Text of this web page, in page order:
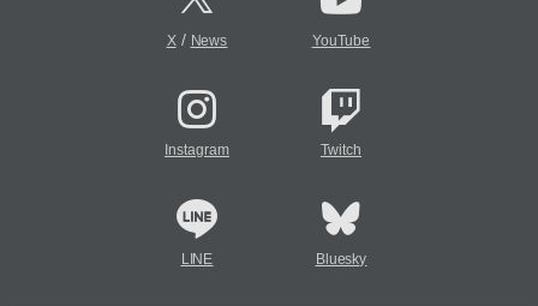
X/ News YouTube
Instagram Twitch
LINE Bluesky